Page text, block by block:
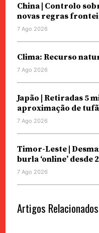
China | Controlo
novas regras
7 Ago 2026
Clima: Recurso
7 Ago 2026
Japão | Retiradas 5
aproximação de
7 Ago 2026
Timor-Leste |
burla ‘online’ desde
7 Ago 2026
Artigos Relacionados